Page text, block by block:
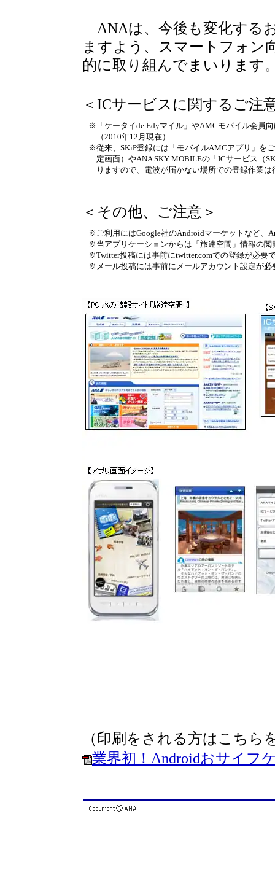
ANAは、今後も変化する
ますよう、スマートフォン
的に取り組んでまいります
＜ICサービスに関するご注
※ 「ケータイde Edyマイル」やAMCモバイル会員
（2010年12月現在）
※従来、SKiP登録には「モバイルAMCアプリ」を
定画面）やANA SKY MOBILEの「ICサービス（
りますので、電波が届かない場所での登録作業
＜その他、ご注意＞
※ ご利用にはGoogle社のAndroidマーケットなど、
※ 当アプリケーションからは「旅達空間」情報の
※Twitter投稿には事前にtwitter.comでの登録が必要
※ メール投稿には事前にメールアカウント設定が必
（印刷をされる方はこちら
業界初！Androidおサイフ